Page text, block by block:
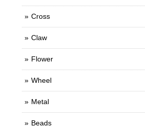
Cross
Claw
Flower
Wheel
Metal
Beads